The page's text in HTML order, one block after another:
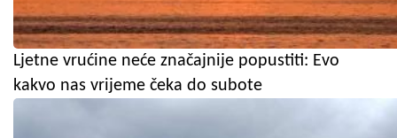
Ljetne vrućine neće značajnije popustiti: Evo
kakvo nas vrijeme čeka do subote